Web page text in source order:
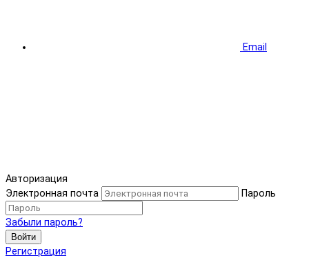
Email
Авторизация
Электронная почта
Пароль
Забыли пароль?
Войти
Регистрация